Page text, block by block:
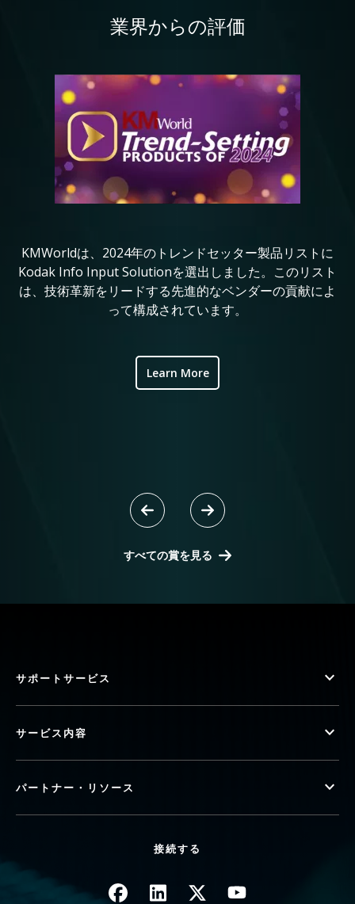
業界からの評価
KMWorldは、2024年のトレンドセッター製品リストに
Kodak Info Input Solutionを選出しました。このリスト
は、技術革新をリードする先進的なベンダーの貢献によ
って構成されています。
Learn More
すべての賞を見る
サポートサービス
サービス内容
パートナー・リソース
接続する
画像 画像 画像 画像